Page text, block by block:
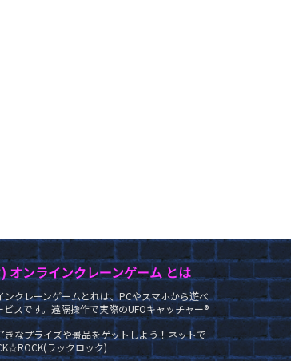
オンラインクレーンゲーム とは
クレーンゲームとれは、PCやスマホから遊べ
スです。遠隔操作で実際のUFOキャッチャー®
なプライズや景品をゲットしよう！ネットで
ラックロック)